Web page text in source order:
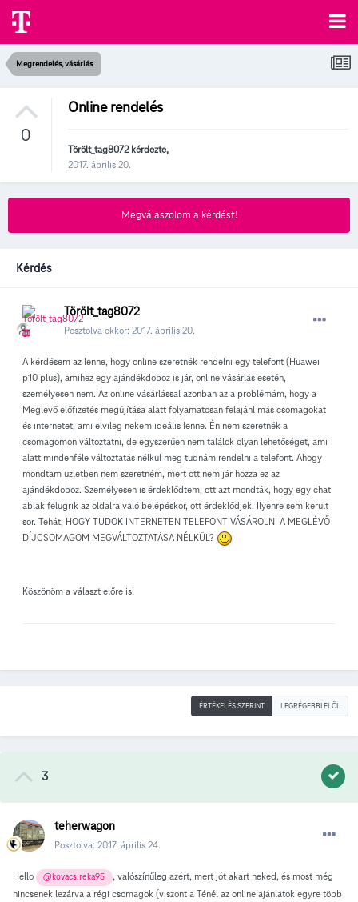
Megrendelés, vásárlás
0
Online rendelés
Törölt_tag8072kérdezte,
2017. április 20.
Megválaszolom a kérdést!
Kérdés
Törölt_tag8072
Posztolva ekkor: 2017. április 20.
A kérdésem az lenne, hogy online szeretnék rendelni egy telefont (Huawei
p10 plus), amihez egy ajándékdoboz is jár, online vásárlás esetén,
személyesen nem. Az online vásárlással azonban az a problémám, hogy a
Meglevő előfizetés megújítása alatt folyamatosan felajánl más csomagokat
és internetet, ami elvileg nekem ideális lenne. Én nem szeretnék a
csomagomon változtatni, de egyszerűen nem találok olyan lehetőséget, ami
alatt mindenféle változtatás nélkül meg tudnám rendelni a telefont. Ahogy
mondtam üzletben nem szeretném, mert ott nem jár hozza ez az
ajándékdoboz. Személyesen is érdeklődtem, ott azt mondták, hogy egy chat
ablak felugrik az oldalra való belépéskor, ott érdeklődjek. Ilyenre sem került
sor. Tehát, HOGY TUDOK INTERNETEN TELEFONT VÁSÁROLNI A MEGLÉVŐ
DÍJCSOMAGOM MEGVÁLTOZTATÁSA NÉLKÜL?
Köszönöm a választ előre is!
ÉRTÉKELÉS SZERINT LEGRÉGEBBI ELÖL
3
teherwagon
Posztolva: 2017. április 24.
Hello @kovacs.reka95
, valószínűleg azért, mert jót akart neked, és most még
nincsenek lezárva a régi csomagok (viszont a Ténél az online ajánlatok egyre több